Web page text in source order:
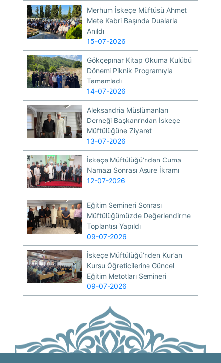
Merhum İskeçe Müftüsü Ahmet
Mete Kabri Başında Dualarla
Anıldı
15-07-2026
Gökçepınar Kitap Okuma Kulübü
Dönemi Piknik Programıyla
Tamamladı
14-07-2026
Aleksandria Müslümanları
Derneği Başkanı’ndan İskeçe
Müftülüğüne Ziyaret
13-07-2026
İskeçe Müftülüğü’nden Cuma
Namazı Sonrası Aşure İkramı
12-07-2026
Eğitim Semineri Sonrası
Müftülüğümüzde Değerlendirme
Toplantısı Yapıldı
09-07-2026
İskeçe Müftülüğü’nden Kur’an
Kursu Öğreticilerine Güncel
Eğitim Metotları Semineri
09-07-2026